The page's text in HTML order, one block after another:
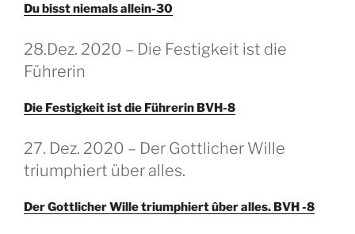
Du bisst niemals allein-30
GEPLAATST
OP
28.Dez. 2020 – Die Festigkeit ist die
Führerin
Die Festigkeit ist die Führerin BVH-8
GEPLAATST
OP
27. Dez. 2020 – Der Gottlicher Wille
triumphiert über alles.
Der Gottlicher Wille triumphiert ûber alles. BVH -8